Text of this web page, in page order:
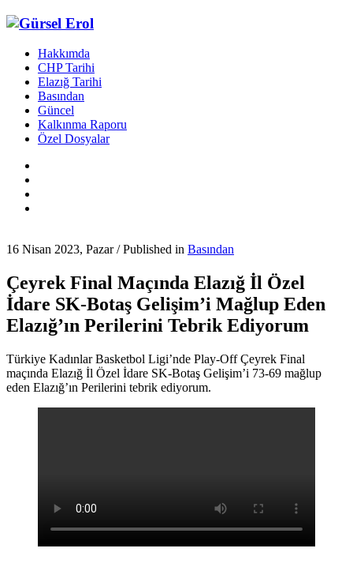
Hakkımda
CHP Tarihi
Elazığ Tarihi
Basından
Güncel
Kalkınma Raporu
Özel Dosyalar
16 Nisan 2023, Pazar /Published in Basından
Çeyrek Final Maçında Elazığ İl Özel
İdare SK-Botaş Gelişim’i Mağlup Eden
Elazığ’ın Perilerini Tebrik Ediyorum
Türkiye Kadınlar Basketbol Ligi’nde Play-Off Çeyrek Final
maçında Elazığ İl Özel İdare SK-Botaş Gelişim’i 73-69 mağlup
eden Elazığ’ın Perilerini tebrik ediyorum.